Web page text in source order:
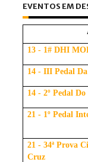
EVENTOS EM
13 - 1# DHI
14 - III Pedal
14 - 2º Pedal
21 - 1º Pedal
21 - 34ª Prova
Cruz